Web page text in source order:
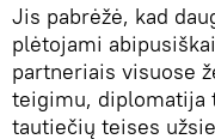
Jis pabrėžė, kad
plėtojami
partneriais visuose
teigimu, diplomatija
tautiečių teises